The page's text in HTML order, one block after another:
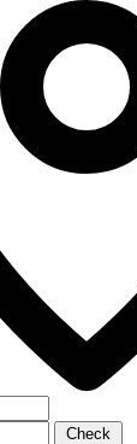
Check